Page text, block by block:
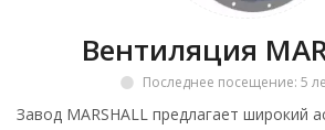
Объявления
Вентиляция
Последнее посещение: 5
Завод MARSHALL предлагает широкий